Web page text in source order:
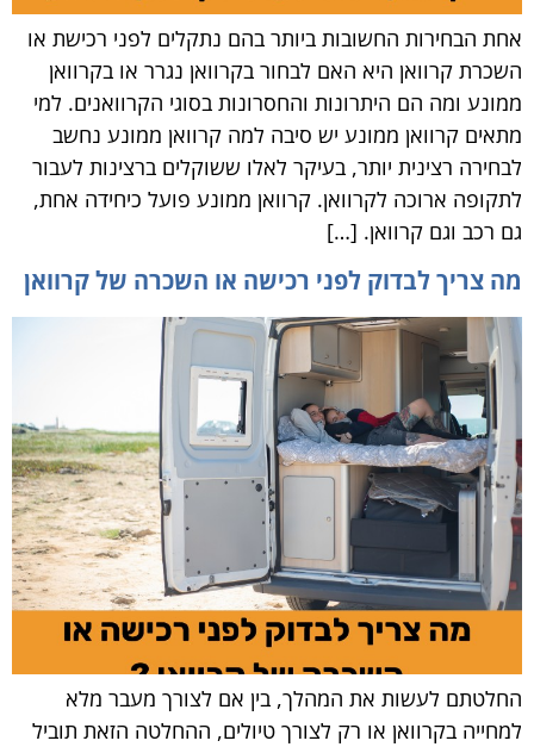
אחת הבחירות החשובות ביותר בהם נתקלים לפני רכישת או
השכרת קרוואן היא האם לבחור בקרוואן נגרר או בקרוואן
ממונע ומה הם היתרונות והחסרונות בסוגי הקרוואנים. למי
מתאים קרוואן ממונע יש סיבה למה קרוואן ממונע נחשב
לבחירה רצינית יותר, בעיקר לאלו ששוקלים ברצינות לעבור
לתקופה ארוכה לקרוואן. קרוואן ממונע פועל כיחידה אחת,
גם רכב וגם קרוואן. […]
מה צריך לבדוק לפני רכישה או השכרה של קרוואן
החלטתם לעשות את המהלך, בין אם לצורך מעבר מלא
למחייה בקרוואן או רק לצורך טיולים, ההחלטה הזאת תוביל